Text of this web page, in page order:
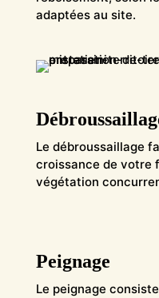
adaptées au site.
Le débroussaillage
croissance de votre
végétation
Peignage
Le peignage